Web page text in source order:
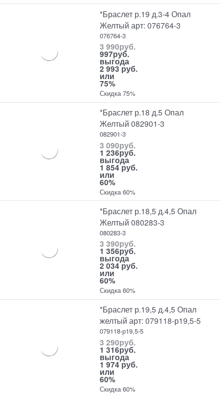
*Браслет р.19 д.3-4 Опал
Желтый арт: 076764-3
076764-3
3 990руб.
997руб.
выгода
2 993 руб.
или
75%
Скидка 75%
*Браслет р.18 д.5 Опал
Желтый 082901-3
082901-3
3 090руб.
1 236руб.
выгода
1 854 руб.
или
60%
Скидка 60%
*Браслет р.18,5 д.4,5 Опал
Желтый 080283-3
080283-3
3 390руб.
1 356руб.
выгода
2 034 руб.
или
60%
Скидка 60%
*Браслет р.19,5 д.4,5 Опал
желтый арт: 079118-р19,5-5
079118-р19,5-5
3 290руб.
1 316руб.
выгода
1 974 руб.
или
60%
Скидка 60%